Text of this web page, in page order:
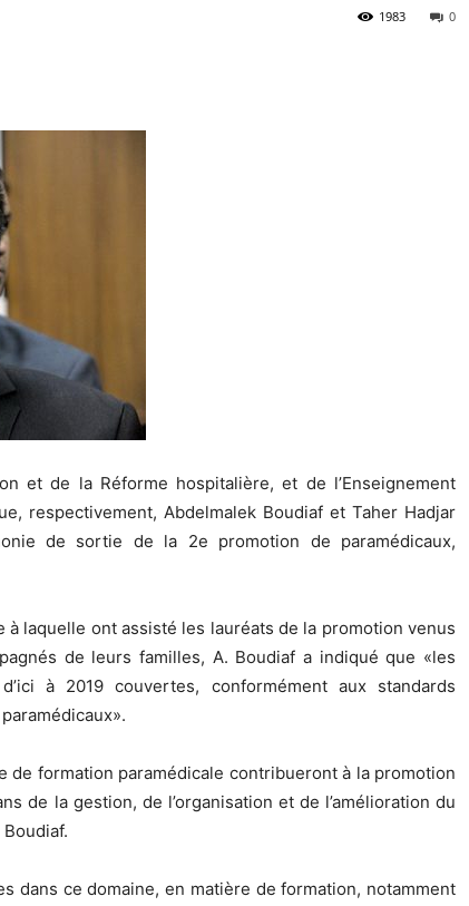
0
1983
et de la Réforme hospitalière, et de l’Enseignement
respectivement, Abdelmalek Boudiaf et Taher Hadjar
de sortie de la 2e promotion de paramédicaux,
à laquelle ont assisté les lauréats de la promotion venus
de leurs familles, A. Boudiaf a indiqué que «les
à 2019 couvertes, conformément aux standards
de formation paramédicale contribueront à la promotion
de la gestion, de l’organisation et de l’amélioration du
dans ce domaine, en matière de formation, notamment